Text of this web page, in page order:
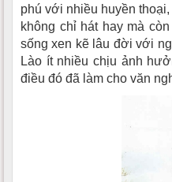
phú với nhiều huyền
không chỉ hát hay mà
sống xen kẽ lâu đời với
Lào ít nhiều chịu ảnh
điều đó đã làm cho văn